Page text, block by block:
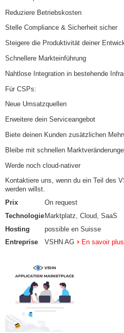
Reduziere Betriebskosten
Stelle Compliance & Sicherheit sicher
Steigere die Produktivität deiner
Schnellere Markteinführung
Nahtlose Integration in bestehende
Für CSPs:
Neue Umsatzquellen
Erweitere dein Serviceangebot
Biete deinen Kunden zusätzlichen
Bleibe mit schnellen
Werde noch cloud-nativer
Kontaktiere uns, wenn du ein Teil des
werden willst.
Prix
On request
Technologie Marktplatz, Cloud, SaaS
Hosting
possible en Suisse
Entreprise
VSHN AG En savoir